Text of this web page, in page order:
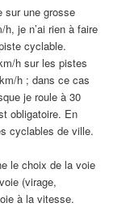
sur une grosse
je n’ai rien à faire
cyclable.
h sur les pistes
h ; dans ce cas
je roule à 30
obligatoire. En
cyclables de ville.
le choix de la voie
(virage,
à la vitesse.